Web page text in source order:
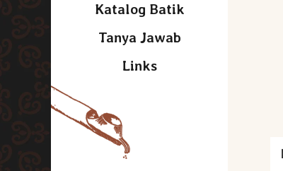
Katalog Batik
Tanya Jawab
Links